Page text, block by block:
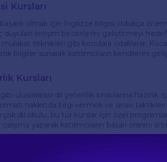
Kursları
başarılı olmak için İngilizce bilgisi oldukça
duyulan iletişim becerilerini geliştirmeyi
mülakat teknikleri gibi konulara odaklanır.
bilgiler sunarak katılımcıların kendilerini
Kursları
uluslararası dil yeterlilik sınavlarına
hakkında bilgi vermek ve sınav
dil okulu, bu tür kurslar için özel
yaparak katılımcıların başarı oranını
Dikkat Edilmesi